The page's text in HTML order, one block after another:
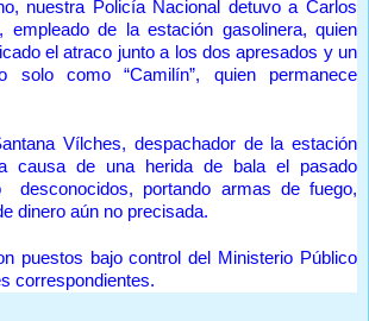
nuestra Policía Nacional detuvo a Carlos
empleado de la estación gasolinera, quien
el atraco junto a los dos apresados y un
solo como “Camilín”, quien permanece
Vílches, despachador de la estación
causa de una herida de bala el pasado
desconocidos, portando armas de fuego,
dinero aún no precisada.
puestos bajo control del Ministerio Público
correspondientes.